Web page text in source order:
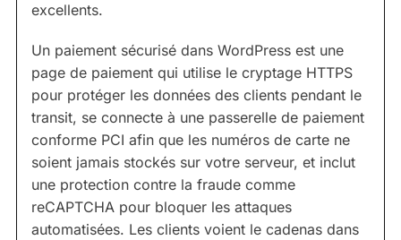
excellents.
Un paiement sécurisé dans WordPress est une
page de paiement qui utilise le cryptage HTTPS
pour protéger les données des clients pendant le
transit, se connecte à une passerelle de paiement
conforme PCI afin que les numéros de carte ne
soient jamais stockés sur votre serveur, et inclut
une protection contre la fraude comme
reCAPTCHA pour bloquer les attaques
automatisées. Les clients voient le cadenas dans